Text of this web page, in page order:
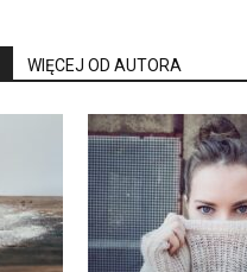
WIĘCEJ OD AUTORA